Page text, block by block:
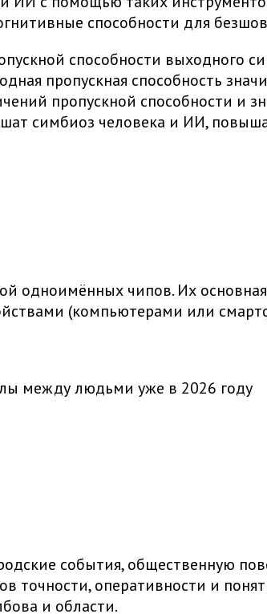
способности для
способности выходного
пропускная способность
пропускной способности и
симбиоз человека и ИИ,
одноимённых чипов. Их
(компьютерами или
между людьми уже в 2026 году
события, общественную
точности, оперативности и
и области.